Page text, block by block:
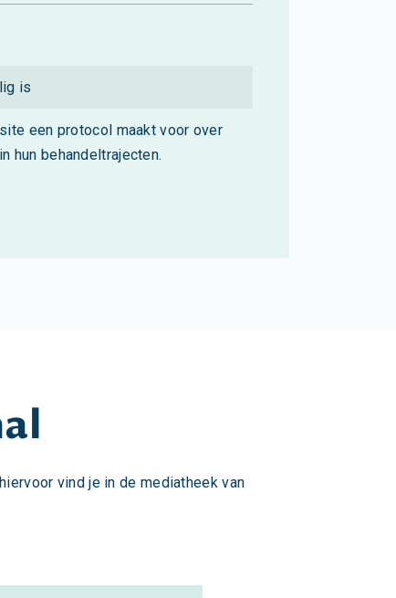
is
een protocol maakt voor over
hun behandeltrajecten.
vind je in de mediatheek van